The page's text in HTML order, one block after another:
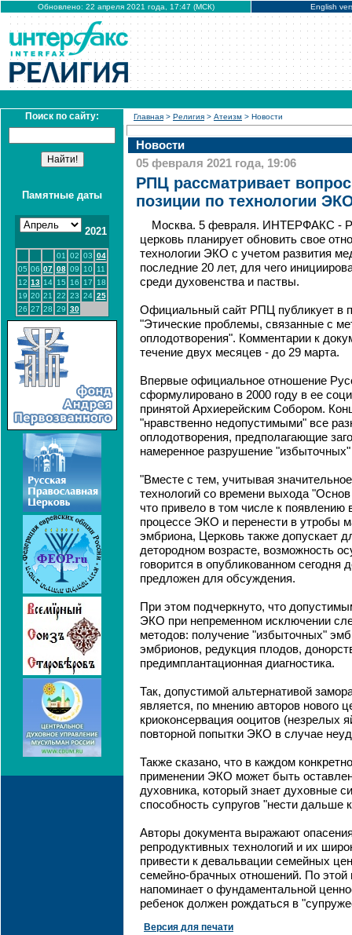
Обновлено: 22 апреля 2021 года, 17:47 (МСК) English
Поиск по сайту:
Памятные даты
2021
01 02 03 04
05 06 07 08 09 10
11
12 13 14 15 16 17
18
19 20 21 22 23 24 25
26 27 28 29 30
Главная > Религия > Атеизм > Новости
Новости
05 февраля 2021 года, 19:06
РПЦ рассматривает
позиции по технологии
Москва. 5 февраля. ИНТЕРФАКС -
церковь планирует обновить свое
технологии ЭКО с учетом развития
последние 20 лет, для чего
среди духовенства и паствы.
Официальный сайт РПЦ публикует в
"Этические проблемы, связанные с
оплодотворения". Комментарии к
течение двух месяцев - до 29 марта.
Впервые официальное отношение
сформулировано в 2000 году в ее
принятой Архиерейским Собором.
"нравственно недопустимыми" все
оплодотворения, предполагающие
намеренное разрушение
"Вместе с тем, учитывая
технологий со времени выхода
что привело в том числе к появлению
процессе ЭКО и перенести в утробы
эмбриона, Церковь также допускает
детородном возрасте, возможность
говорится в опубликованном сегодня
предложен для обсуждения.
При этом подчеркнуто, что
ЭКО при непременном исключении
методов: получение "избыточных"
эмбрионов, редукция плодов,
предимплантационная диагностика.
Так, допустимой альтернативой
является, по мнению авторов нового
криоконсервация ооцитов (незрелых
повторной попытки ЭКО в случае
Также сказано, что в каждом
применении ЭКО может быть
духовника, который знает духовные
способность супругов "нести дальше
Авторы документа выражают
репродуктивных технологий и их
привести к девальвации семейных
семейно-брачных отношений. По этой
напоминает о фундаментальной
ребенок должен рождаться в
Версия для печати